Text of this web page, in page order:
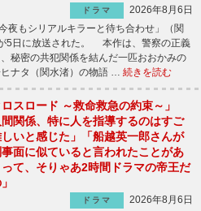
ドラマ
2026年8月6日
夜もシリアルキラーと待ち合わせ」（関
5日に放送された。 本作は、警察の正義
秘密の共犯関係を結んだ一匹おおかみの
ナタ（関水渚）の物語 … 続きを読む
ロスロード ～救命救急の約束～」
間関係、特に人を指導するのはすご
しいと感じた」「船越英一郎さんが
事面に似ていると言われたことがあ
って、そりゃあ2時間ドラマの帝王だ
ドラマ
2026年8月6日